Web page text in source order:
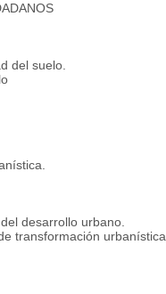
del suelo.
desarrollo urbano.
transformación urbanística.